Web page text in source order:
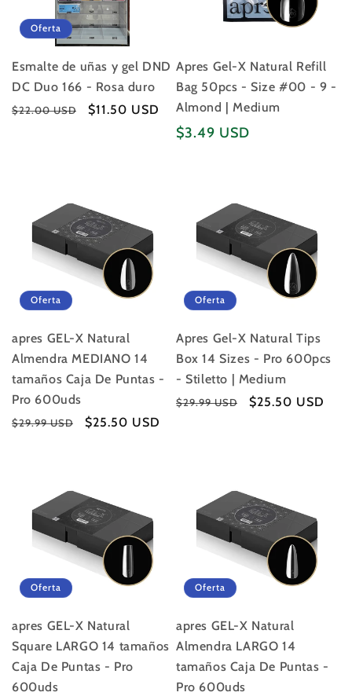
:
Oferta
Esmalte de uñas y gel DND
DC Duo 166 - Rosa duro
Precio
$22.00 USD
Precio
$11.50 USD
Apres Gel-X Natural Refill
Bag 50pcs - Size #00 - 9 -
Almond | Medium
Precio
$3.49 USD
Oferta
apres GEL-X Natural
Almendra MEDIANO 14
tamaños Caja De Puntas -
Pro 600uds
Precio
$29.99 USD
Precio
$25.50 USD
Oferta
Apres Gel-X Natural Tips
Box 14 Sizes - Pro 600pcs
- Stiletto | Medium
Precio
$29.99 USD
Precio
$25.50 USD
Oferta
apres GEL-X Natural
Square LARGO 14 tamaños
Caja De Puntas - Pro
600uds
Oferta
apres GEL-X Natural
Almendra LARGO 14
tamaños Caja De Puntas -
Pro 600uds